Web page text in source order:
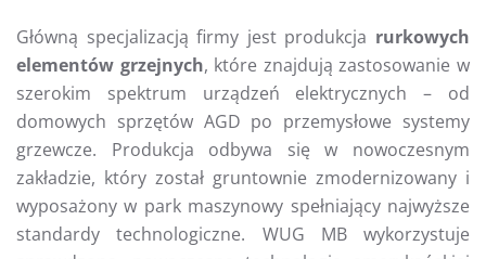
Główną specjalizacją firmy jest produkcja rurkowych
elementów grzejnych, które znajdują zastosowanie w
szerokim spektrum urządzeń elektrycznych – od
domowych sprzętów AGD po przemysłowe systemy
grzewcze. Produkcja odbywa się w nowoczesnym
zakładzie, który został gruntownie zmodernizowany i
wyposażony w park maszynowy spełniający najwyższe
standardy technologiczne. WUG MB wykorzystuje